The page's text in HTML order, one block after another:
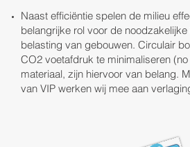
Naast efficiëntie spelen de milieu
belangrijke rol voor de
belasting van gebouwen. Circulair
CO2 voetafdruk te minimaliseren
materiaal, zijn hiervoor van belang.
van VIP werken wij mee aan